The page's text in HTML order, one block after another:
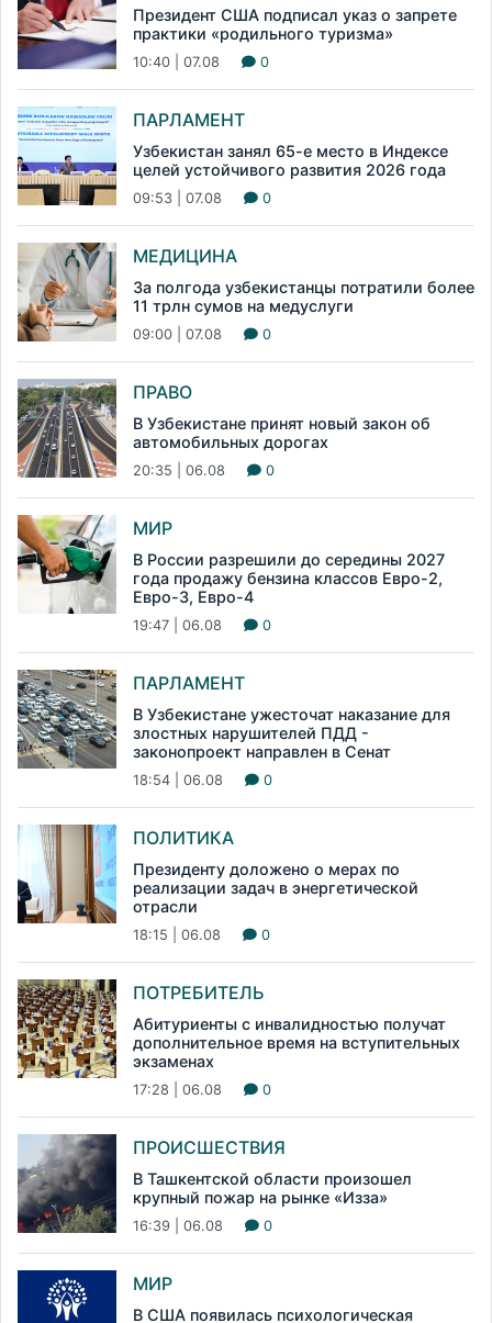
Президент США подписал указ о запрете
практики «родильного туризма»
10:40 | 07.08 0
ПАРЛАМЕНТ
Узбекистан занял 65-е место в Индексе
целей устойчивого развития 2026 года
09:53 | 07.08 0
МЕДИЦИНА
За полгода узбекистанцы потратили более
11 трлн сумов на медуслуги
09:00 | 07.08 0
ПРАВО
В Узбекистане принят новый закон об
автомобильных дорогах
20:35 | 06.08 0
МИР
В России разрешили до середины 2027
года продажу бензина классов Евро-2,
Евро-3, Евро-4
19:47 | 06.08 0
ПАРЛАМЕНТ
В Узбекистане ужесточат наказание для
злостных нарушителей ПДД -
законопроект направлен в Сенат
18:54 | 06.08 0
ПОЛИТИКА
Президенту доложено о мерах по
реализации задач в энергетической
отрасли
18:15 | 06.08 0
ПОТРЕБИТЕЛЬ
Абитуриенты с инвалидностью получат
дополнительное время на вступительных
экзаменах
17:28 | 06.08 0
ПРОИСШЕСТВИЯ
В Ташкентской области произошел
крупный пожар на рынке «Изза»
16:39 | 06.08 0
МИР
В США появилась психологическая